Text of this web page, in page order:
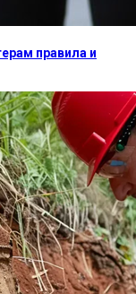
правила и